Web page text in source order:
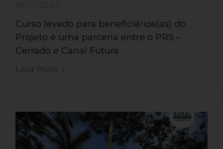
Curso levado para beneficiários(as) do
Projeto é uma parceria entre o PRS –
Cerrado e Canal Futura
Leia mais »